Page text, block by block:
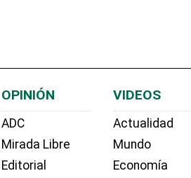
OPINIÓN
ADC
Mirada Libre
Editorial
VIDEOS
Actualidad
Mundo
Economía